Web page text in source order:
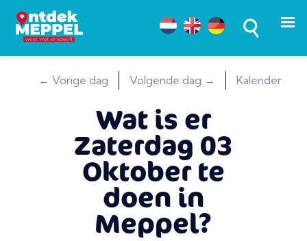
Kalender
Volgende dag →
← Vorige dag
Wat is er
Zaterdag 03
Oktober te
doen in
Meppel?